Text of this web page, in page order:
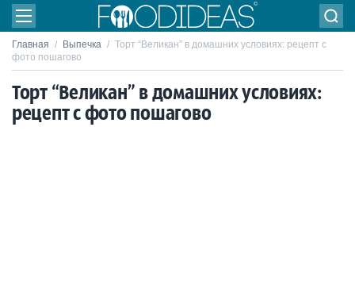
Главная / Выпечка / Торт “Великан” в домашних условиях: рецепт с
фото пошагово
Торт “Великан” в домашних условиях:
рецепт с фото пошагово